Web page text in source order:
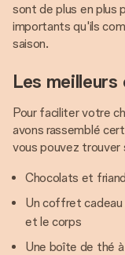
sont de plus en plus
importants qu'ils
saison.
Les
Pour faciliter votre
avons rassemblé
vous pouvez trouver
Chocolats et
Un coffret cadeau
et le corps
Une boîte de thé